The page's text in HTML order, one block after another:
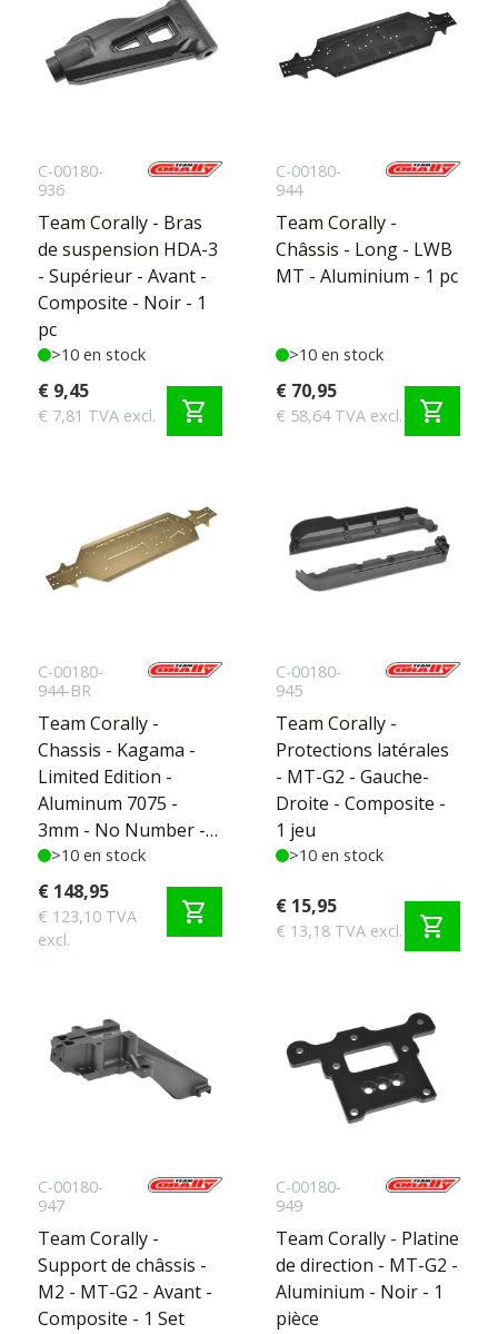
C-00180-
936
Team Corally - Bras
de suspension HDA-3
- Supérieur - Avant -
Composite - Noir - 1
pc
>10 en stock
€ 9,45
€ 7,81 TVA excl. shopping_cart
C-00180-
944
Team Corally -
Châssis - Long - LWB
MT - Aluminium - 1 pc
>10 en stock
€ 70,95
€ 58,64 TVA excl. shopping_cart
C-00180-
944-BR
Team Corally -
Chassis - Kagama -
Limited Edition -
Aluminum 7075 -
3mm - No Number -
1pc>10 en stock
€ 148,95
€ 123,10 TVA
excl.
shopping_cart
C-00180-
945
Team Corally -
Protections latérales
- MT-G2 - Gauche-
Droite - Composite -
1 jeu
>10 en stock
€ 15,95
€ 13,18 TVA excl. shopping_cart
C-00180-
947
Team Corally -
Support de châssis -
M2 - MT-G2 - Avant -
Composite - 1 Set
C-00180-
949
Team Corally - Platine
de direction - MT-G2 -
Aluminium - Noir - 1
pièce